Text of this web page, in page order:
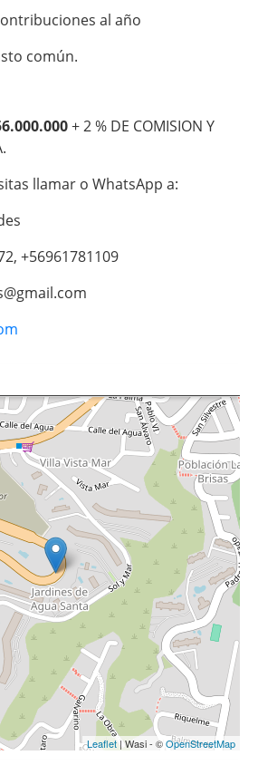
al año
común.
+ 2 % DE COMISION Y
llamar o WhatsApp a:
+56961781109
Leaflet| Wasi - ©OpenStreetMap